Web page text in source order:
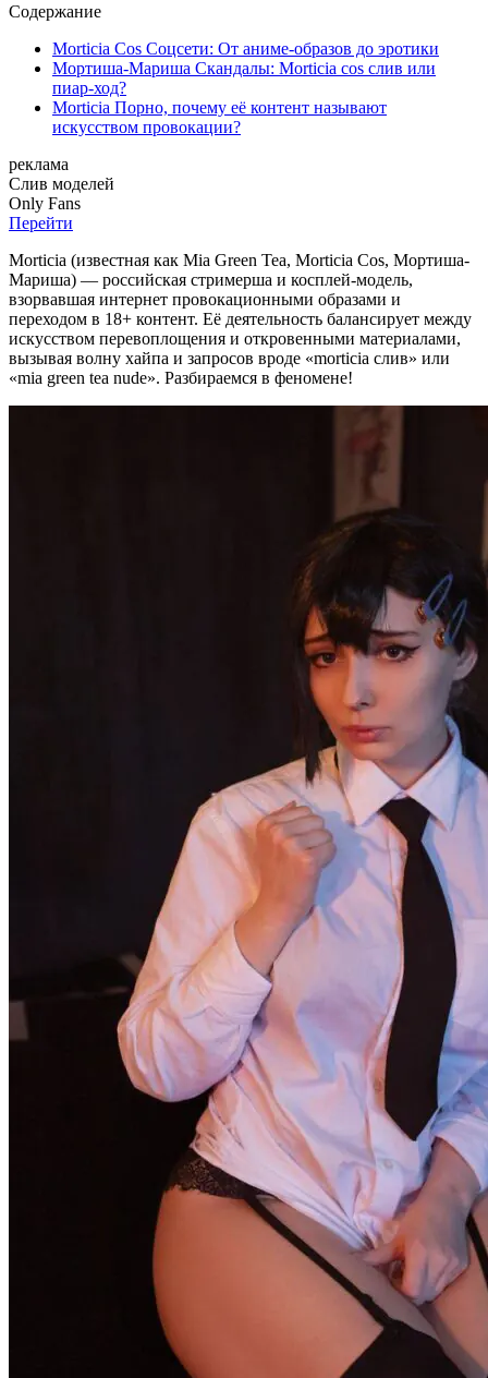
Содержание
Morticia Cos Соцсети: От аниме-образов до эротики
Мортиша-Мариша Скандалы: Morticia cos слив или
пиар-ход?
Morticia Порно, почему её контент называют
искусством провокации?
реклама
Слив моделей
Only Fans
Перейти
Morticia (известная как Mia Green Tea, Morticia Cos, Мортиша-
Мариша) — российская стримерша и косплей-модель,
взорвавшая интернет провокационными образами и
переходом в 18+ контент. Её деятельность балансирует между
искусством перевоплощения и откровенными материалами,
вызывая волну хайпа и запросов вроде «morticia слив» или
«mia green tea nude». Разбираемся в феномене!